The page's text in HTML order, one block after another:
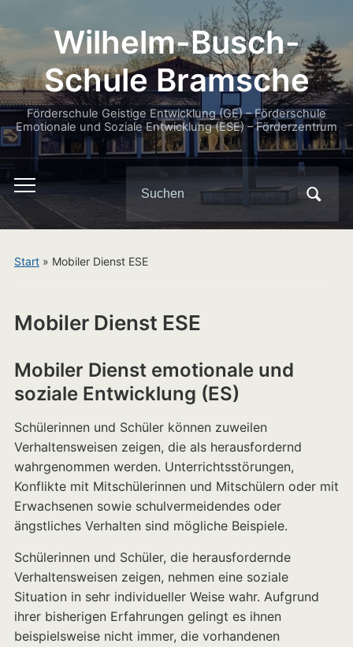
Wilhelm-Busch-
Schule Bramsche
Förderschule Geistige Entwicklung (GE) – Förderschule
Emotionale und Soziale Entwicklung (ESE) – Förderzentrum
Toggle
mobile
menu
for:
Start» Mobiler Dienst ESE
Mobiler Dienst ESE
Mobiler Dienst emotionale und
soziale Entwicklung (ES)
Schülerinnen und Schüler können zuweilen
Verhaltensweisen zeigen, die als herausfordernd
wahrgenommen werden. Unterrichtsstörungen,
Konflikte mit Mitschülerinnen und Mitschülern oder mit
Erwachsenen sowie schulvermeidendes oder
ängstliches Verhalten sind mögliche Beispiele.
Schülerinnen und Schüler, die herausfordernde
Verhaltensweisen zeigen, nehmen eine soziale
Situation in sehr individueller Weise wahr. Aufgrund
ihrer bisherigen Erfahrungen gelingt es ihnen
beispielsweise nicht immer, die vorhandenen